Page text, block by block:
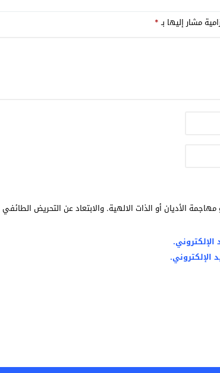
مشار إليها بـ*
الأديان أو الذات الالهية. والابتعاد عن التحريض الطائفي
الإلكتروني.